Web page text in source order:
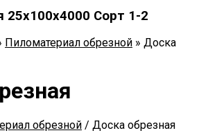
25x100x4000 Сорт 1-2
Пиломатериал обрезной » Доска
обрезной / Доска обрезная